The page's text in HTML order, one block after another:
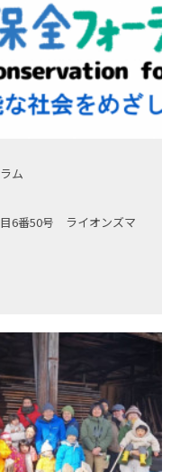
ム
6番50号 ライオンズマ